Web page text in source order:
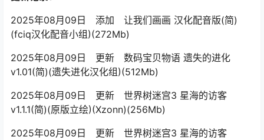
2025年08月09日 添加 让我们画画 汉化配音版(简)
(fciq汉化配音小组)(272Mb)
2025年08月09日 更新 数码宝贝物语 遗失的进化
v1.01(简)(遗失进化汉化组)(512Mb)
2025年08月09日 更新 世界树迷宫3 星海的访客
v1.1.1(简)(原版立绘)(Xzonn)(256Mb)
2025年08月09日 更新 世界树迷宫3 星海的访客